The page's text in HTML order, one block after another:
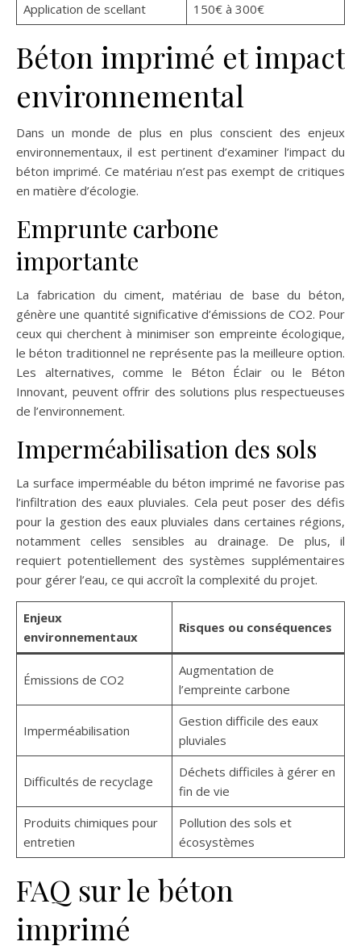
Application de scellant
150€ à 300€
Béton imprimé et impact
environnemental
Dans un monde de plus en plus conscient des enjeux
environnementaux, il est pertinent d’examiner l’impact du
béton imprimé. Ce matériau n’est pas exempt de critiques
en matière d’écologie.
Emprunte carbone
importante
La fabrication du ciment, matériau de base du béton,
génère une quantité significative d’émissions de CO2. Pour
ceux qui cherchent à minimiser son empreinte écologique,
le béton traditionnel ne représente pas la meilleure option.
Les alternatives, comme le Béton Éclair ou le Béton
Innovant, peuvent offrir des solutions plus respectueuses
de l’environnement.
Imperméabilisation des sols
La surface imperméable du béton imprimé ne favorise pas
l’infiltration des eaux pluviales. Cela peut poser des défis
pour la gestion des eaux pluviales dans certaines régions,
notamment celles sensibles au drainage. De plus, il
requiert potentiellement des systèmes supplémentaires
pour gérer l’eau, ce qui accroît la complexité du projet.
Enjeux
environnementaux
Risques ou conséquences
Émissions de CO2
Augmentation de
l’empreinte carbone
Imperméabilisation
Gestion difficile des eaux
pluviales
Difficultés de recyclage
Déchets difficiles à gérer en
fin de vie
Produits chimiques pour
entretien
Pollution des sols et
écosystèmes
FAQ sur le béton
imprimé